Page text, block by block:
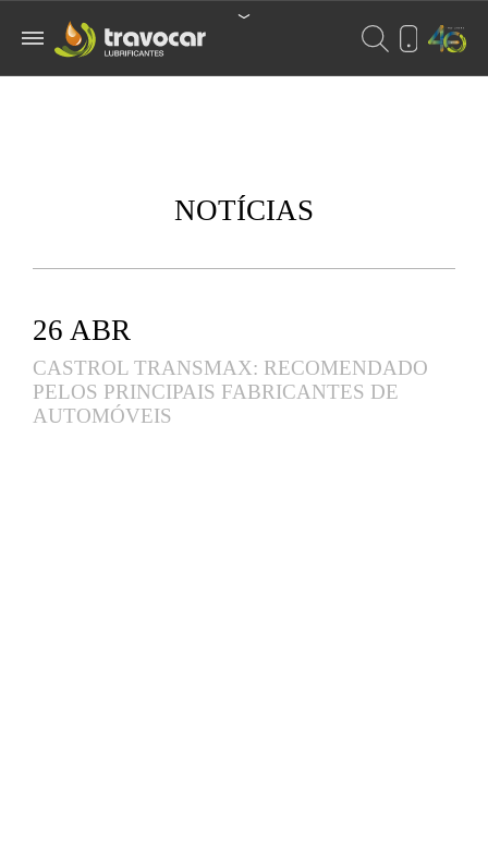
NOTÍCIAS
26 ABR
CASTROL TRANSMAX: RECOMENDADO
PELOS PRINCIPAIS FABRICANTES DE
AUTOMÓVEIS